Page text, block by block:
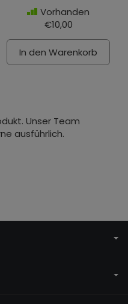
Vorhanden
€10,00
In den Warenkorb
Unser Team
ausführlich.